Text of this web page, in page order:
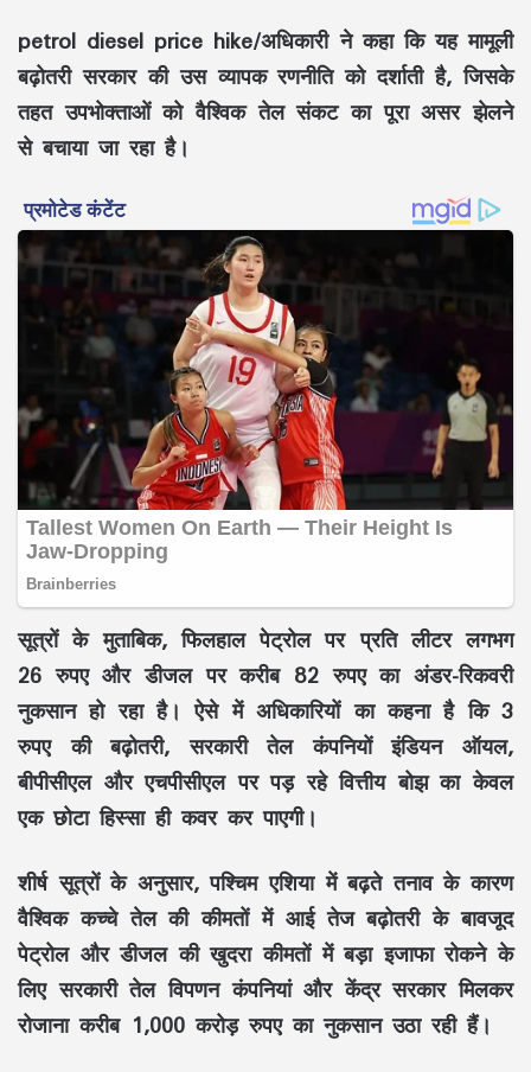
petrol diesel price hike/अधिकारी ने कहा कि यह मामूली
बढ़ोतरी सरकार की उस व्यापक रणनीति को दर्शाती है, जिसके
तहत उपभोक्ताओं को वैश्विक तेल संकट का पूरा असर झेलने
से बचाया जा रहा है।
सूत्रों के मुताबिक, फिलहाल पेट्रोल पर प्रति लीटर लगभग
26 रुपए और डीजल पर करीब 82 रुपए का अंडर-रिकवरी
नुकसान हो रहा है। ऐसे में अधिकारियों का कहना है कि 3
रुपए की बढ़ोतरी, सरकारी तेल कंपनियों इंडियन ऑयल,
बीपीसीएल और एचपीसीएल पर पड़ रहे वित्तीय बोझ का केवल
एक छोटा हिस्सा ही कवर कर पाएगी।
शीर्ष सूत्रों के अनुसार, पश्चिम एशिया में बढ़ते तनाव के कारण
वैश्विक कच्चे तेल की कीमतों में आई तेज बढ़ोतरी के बावजूद
पेट्रोल और डीजल की खुदरा कीमतों में बड़ा इजाफा रोकने के
लिए सरकारी तेल विपणन कंपनियां और केंद्र सरकार मिलकर
रोजाना करीब 1,000 करोड़ रुपए का नुकसान उठा रही हैं।